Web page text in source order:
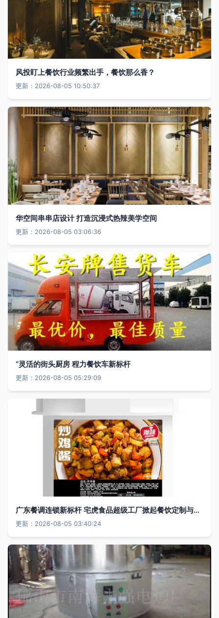
风投盯上餐饮行业频繁出手，餐饮那么香？
更新：2026-08-05 10:50:37
华空间串串店设计 打造沉浸式热辣美学空间
更新：2026-08-05 03:06:36
“灵活的街头厨房 程力餐饮车新标杆
更新：2026-08-05 05:29:09
广东餐调连锁新标杆 宅虎食品超级工厂掀起餐饮定制与OEM代加工革命
更新：2026-08-05 03:40:24